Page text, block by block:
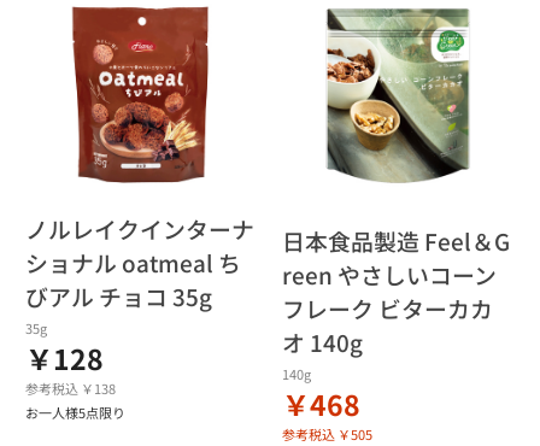
ノルレイクインターナ
ショナル oatmeal ち
びアル チョコ 35g
35g
￥128
参考税込 ￥138
お一人様5点限り
日本食品製造 Feel＆G
reen やさしいコーン
フレーク ビターカカ
オ 140g
140g
￥468
参考税込 ￥505